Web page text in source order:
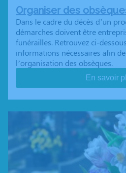
Organiser des
Dans le cadre du décès d’un
démarches doivent être
funérailles. Retrouvez ci-
informations nécessaires afin
l’organisation des obsèques.
En savoir